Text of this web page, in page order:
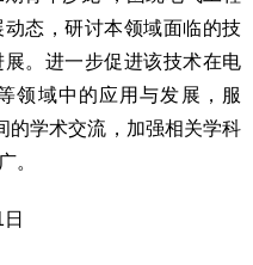
态，研讨本领域面临的技
。进一步促进该技术在电
领域中的应用与发展，服
的学术交流，加强相关学科
。